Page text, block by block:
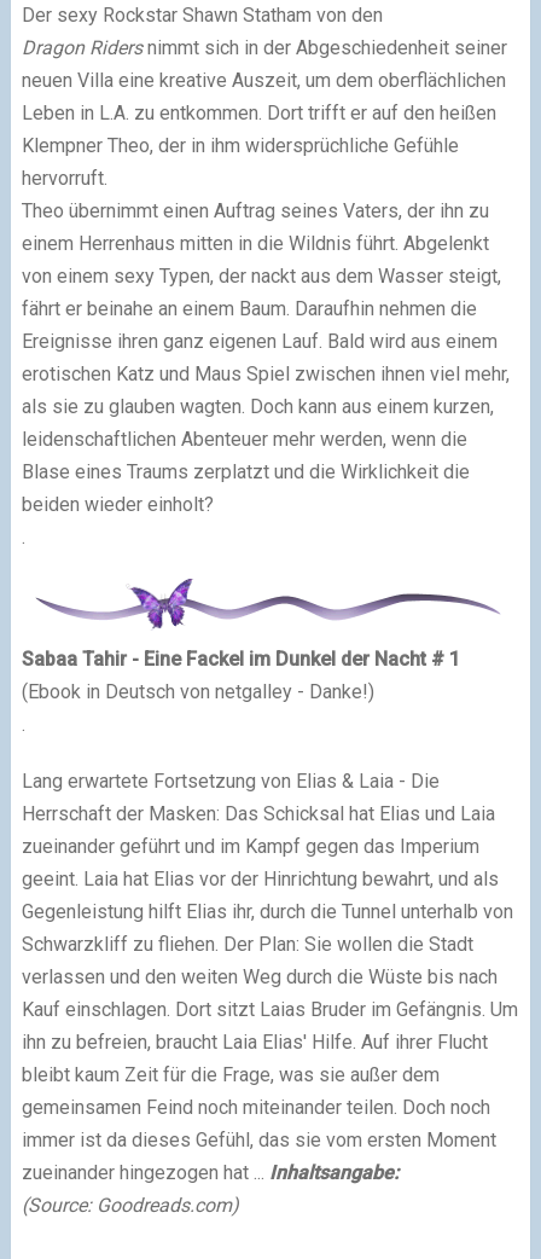
Der sexy Rockstar Shawn Statham von den
Dragon Ridersnimmt sich in der Abgeschiedenheit seiner
neuen Villa eine kreative Auszeit, um dem oberflächlichen
Leben in L.A. zu entkommen. Dort trifft er auf den heißen
Klempner Theo, der in ihm widersprüchliche Gefühle
hervorruft.
Theo übernimmt einen Auftrag seines Vaters, der ihn zu
einem Herrenhaus mitten in die Wildnis führt. Abgelenkt
von einem sexy Typen, der nackt aus dem Wasser steigt,
fährt er beinahe an einem Baum. Daraufhin nehmen die
Ereignisse ihren ganz eigenen Lauf. Bald wird aus einem
erotischen Katz und Maus Spiel zwischen ihnen viel mehr,
als sie zu glauben wagten. Doch kann aus einem kurzen,
leidenschaftlichen Abenteuer mehr werden, wenn die
Blase eines Traums zerplatzt und die Wirklichkeit die
beiden wieder einholt?
Sabaa Tahir - Eine Fackel im Dunkel der Nacht # 1
(Ebook in Deutsch von netgalley - Danke!)
Lang erwartete Fortsetzung von Elias & Laia - Die
Herrschaft der Masken: Das Schicksal hat Elias und Laia
zueinander geführt und im Kampf gegen das Imperium
geeint. Laia hat Elias vor der Hinrichtung bewahrt, und als
Gegenleistung hilft Elias ihr, durch die Tunnel unterhalb von
Schwarzkliff zu fliehen. Der Plan: Sie wollen die Stadt
verlassen und den weiten Weg durch die Wüste bis nach
Kauf einschlagen. Dort sitzt Laias Bruder im Gefängnis. Um
ihn zu befreien, braucht Laia Elias' Hilfe. Auf ihrer Flucht
bleibt kaum Zeit für die Frage, was sie außer dem
gemeinsamen Feind noch miteinander teilen. Doch noch
immer ist da dieses Gefühl, das sie vom ersten Moment
zueinander hingezogen hat ... Inhaltsangabe:
(Source: Goodreads.com)